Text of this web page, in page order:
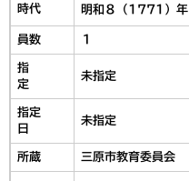
時代 明和８（1771）年
員数 １
指
定
未指定
指定
日
未指定
所蔵 三原市教育委員会